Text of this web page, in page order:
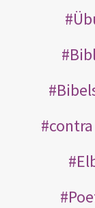
contra